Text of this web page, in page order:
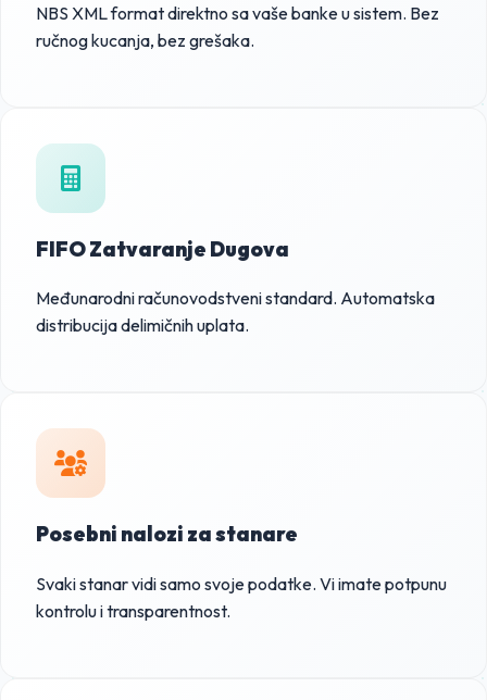
NBS XML format direktno sa vaše banke u sistem. Bez
ručnog kucanja, bez grešaka.
FIFO Zatvaranje Dugova
Međunarodni računovodstveni standard. Automatska
distribucija delimičnih uplata.
Posebni nalozi za stanare
Svaki stanar vidi samo svoje podatke. Vi imate potpunu
kontrolu i transparentnost.